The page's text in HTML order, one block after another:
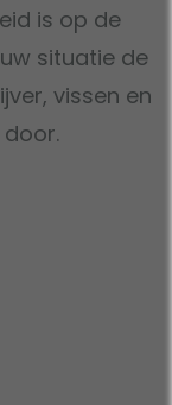
is op de
situatie de
vissen en